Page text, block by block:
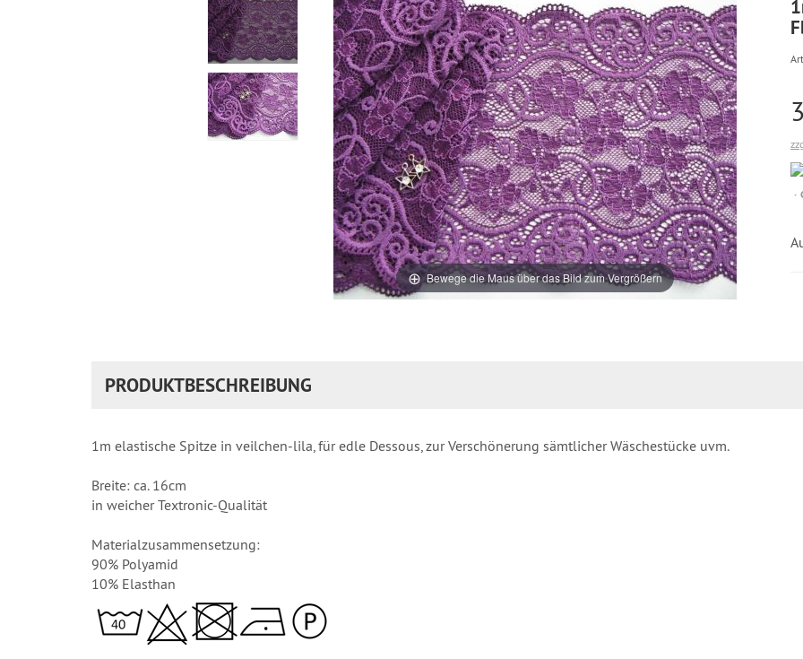
Bewege die Maus über das Bild zum Vergrößern
PRODUKTBESCHREIBUNG
1m elastische Spitze in veilchen-lila, für edle Dessous, zur Verschönerung sämtlicher Wäschestücke uvm.
Breite: ca. 16cm
in weicher Textronic-Qualität
Materialzusammensetzung:
90% Polyamid
10% Elasthan